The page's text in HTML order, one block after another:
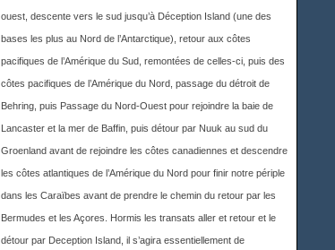
ouest, descente vers le sud jusqu’à Déception Island (une des
bases les plus au Nord de l’Antarctique), retour aux côtes
pacifiques de l’Amérique du Sud, remontées de celles-ci, puis des
côtes pacifiques de l’Amérique du Nord, passage du détroit de
Behring, puis Passage du Nord-Ouest pour rejoindre la baie de
Lancaster et la mer de Baffin, puis détour par Nuuk au sud du
Groenland avant de rejoindre les côtes canadiennes et descendre
les côtes atlantiques de l’Amérique du Nord pour finir notre périple
dans les Caraïbes avant de prendre le chemin du retour par les
Bermudes et les Açores. Hormis les transats aller et retour et le
détour par Deception Island, il s’agira essentiellement de